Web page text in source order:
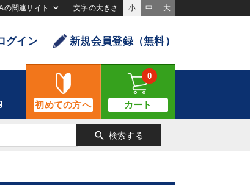
の関連サイト 文字の大きさ 小 中 大
グイン 新規会員登録（無料）
初めての方へ カート
0
search 検索する